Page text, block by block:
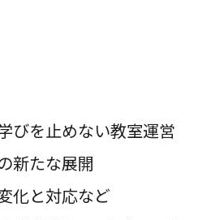
びを止めない教室運営
新たな展開
化と対応など